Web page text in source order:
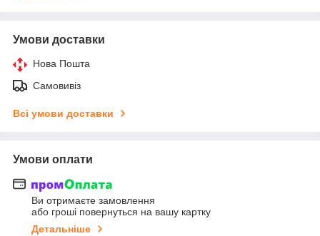
Умови доставки
Нова Пошта
Самовивіз
Всі умови доставки
Умови оплати
Ви отримаєте замовлення
або гроші повернуться на вашу картку
Детальніше